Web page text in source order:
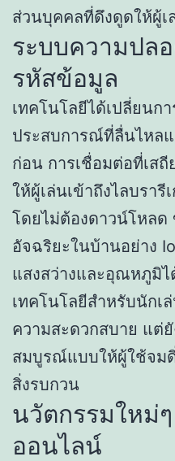
ส่วนบุคคลที่ดึงดูดให้ผู้
ระบบความปล
รหัสข้อมูล
เทคโนโลยีได้เปลี่ยนก
ประสบการณ์ที่ลื่นไหลแ
ก่อน การเชื่อมต่อที่เสถี
ให้ผู้เล่นเข้าถึงไลบรา
โดยไม่ต้องดาวน์โหล
อัจฉริยะในบ้านอย่าง
แสงสว่างและอุณหภูมิไ
เทคโนโลยีสำหรับนักเ
ความสะดวกสบาย แต่
สมบูรณ์แบบให้ผู้ใช้จมดิ่
สิ่งรบกวน
นวัตกรรมใหม่ๆ
ออนไลน์